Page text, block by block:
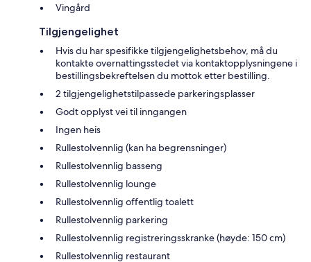
Vingård
Tilgjengelighet
Hvis du har spesifikke tilgjengelighetsbehov, må du
kontakte overnattingsstedet via kontaktopplysningene i
bestillingsbekreftelsen du mottok etter bestilling.
2 tilgjengelighetstilpassede parkeringsplasser
Godt opplyst vei til inngangen
Ingen heis
Rullestolvennlig (kan ha begrensninger)
Rullestolvennlig basseng
Rullestolvennlig lounge
Rullestolvennlig offentlig toalett
Rullestolvennlig parkering
Rullestolvennlig registreringsskranke (høyde: 150 cm)
Rullestolvennlig restaurant